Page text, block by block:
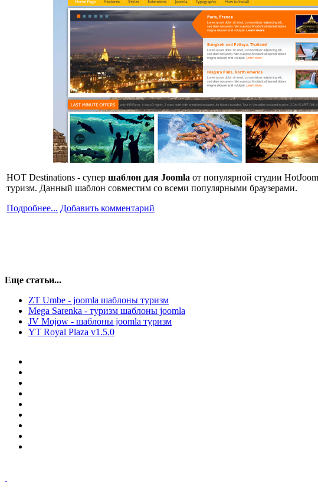
HOT Destinations - супер шаблон для Joomla от популярной студии
туризм. Данный шаблон совместим со всеми популярными браузерами.
Подробнее... Добавить комментарий
Еще статьи...
ZT Umbe - joomla шаблоны туризм
Mega Sarenka - туризм шаблоны joomla
JV Mojow - шаблоны joomla туризм
YT Royal Plaza v1.5.0